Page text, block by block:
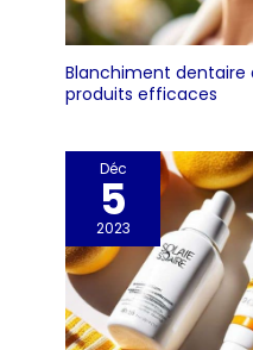
Blanchiment dentaire
produits efficaces
Déc
5
2023